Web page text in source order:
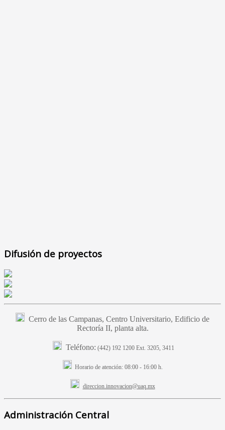
Difusión de proyectos
Cerro de las Campanas, Centro Universitario, Edificio de
Rectoría II, planta alta.
Teléfono: (442) 192 1200 Ext. 3205, 3411
Horario de atención:08:00 - 16:00 h.
direccion.innovacion@uaq.mx
Administración Central